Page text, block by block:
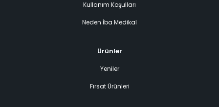
Kullanım Koşulları
Neden İba Medikal
Ürünler
Yeniler
Fırsat Ürünleri